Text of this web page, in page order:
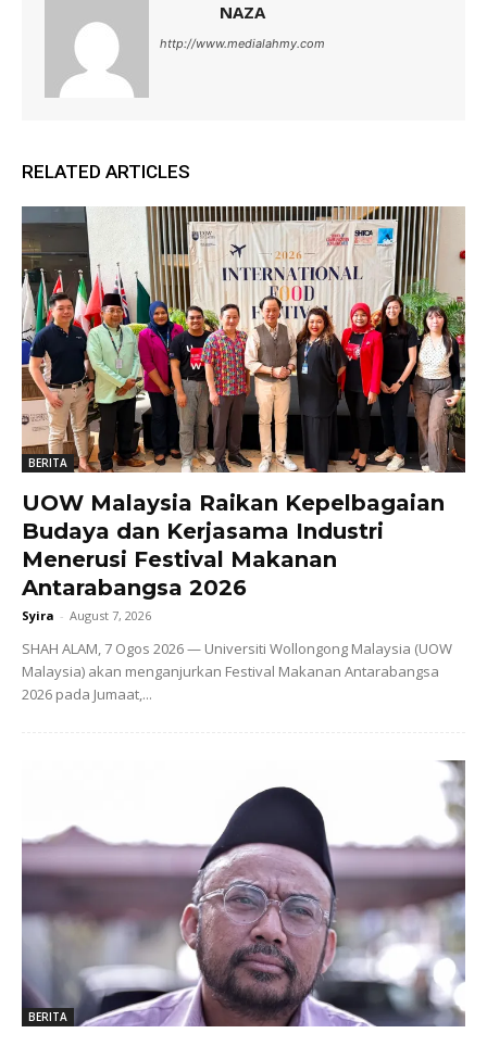
NAZA
http://www.medialahmy.com
RELATED ARTICLES
BERITA
UOW Malaysia Raikan Kepelbagaian
Budaya dan Kerjasama Industri
Menerusi Festival Makanan
Antarabangsa 2026
Syira - August 7, 2026
SHAH ALAM, 7 Ogos 2026 — Universiti Wollongong Malaysia (UOW
Malaysia) akan menganjurkan Festival Makanan Antarabangsa
2026 pada Jumaat,...
BERITA